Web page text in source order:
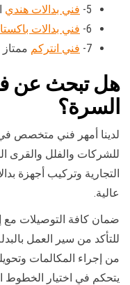
5- فني بدالات هندي
6- فني بدالات
7- فني انتركم ممتاز خدمة
هل تبحث عن
السرة؟
لدينا أمهر فني متخصص في
للشركات والفلل والقرى
التجارية وتركيب أجهزة
عالية.
ضمان كافة التوصيلات مع
للتأكد من سير العمل
من إجراء المكالمات
يتحكم في اختيار الخطوط